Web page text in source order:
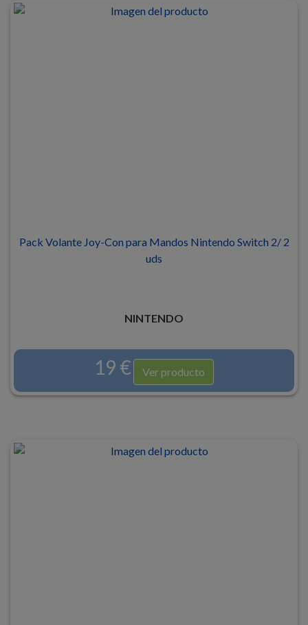
Pack Volante Joy-Con para Mandos Nintendo Switch 2/ 2
uds
NINTENDO
19 € Ver producto